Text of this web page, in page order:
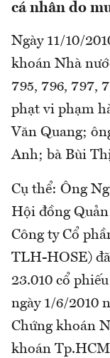
cá nhân do
Ngày 11/10/
khoán Nhà
795, 796, 797,
phạt vi phạm
Văn Quang;
Anh; bà Bùi
Cụ thể: Ông
Hội đồng
Công ty Cổ
TLH-HOSE)
23.010 cổ
ngày 1/6/2010
Chứng khoán
khoán